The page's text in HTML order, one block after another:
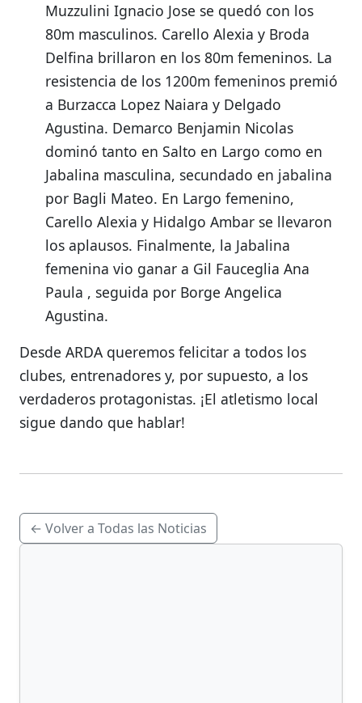
Muzzulini Ignacio Jose se quedó con los
80m masculinos. Carello Alexia y Broda
Delfina brillaron en los 80m femeninos. La
resistencia de los 1200m femeninos premió
a Burzacca Lopez Naiara y Delgado
Agustina. Demarco Benjamin Nicolas
dominó tanto en Salto en Largo como en
Jabalina masculina, secundado en jabalina
por Bagli Mateo. En Largo femenino,
Carello Alexia y Hidalgo Ambar se llevaron
los aplausos. Finalmente, la Jabalina
femenina vio ganar a Gil Fauceglia Ana
Paula , seguida por Borge Angelica
Agustina.
Desde ARDA queremos felicitar a todos los
clubes, entrenadores y, por supuesto, a los
verdaderos protagonistas. ¡El atletismo local
sigue dando que hablar!
← Volver a Todas las Noticias